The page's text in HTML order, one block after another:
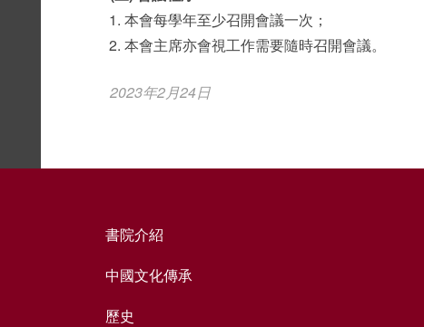
本會每學年至少召開會議一次；
本會主席亦會視工作需要隨時召開會議。
2023年2月24日
書院介紹
中國文化傳承
歷史